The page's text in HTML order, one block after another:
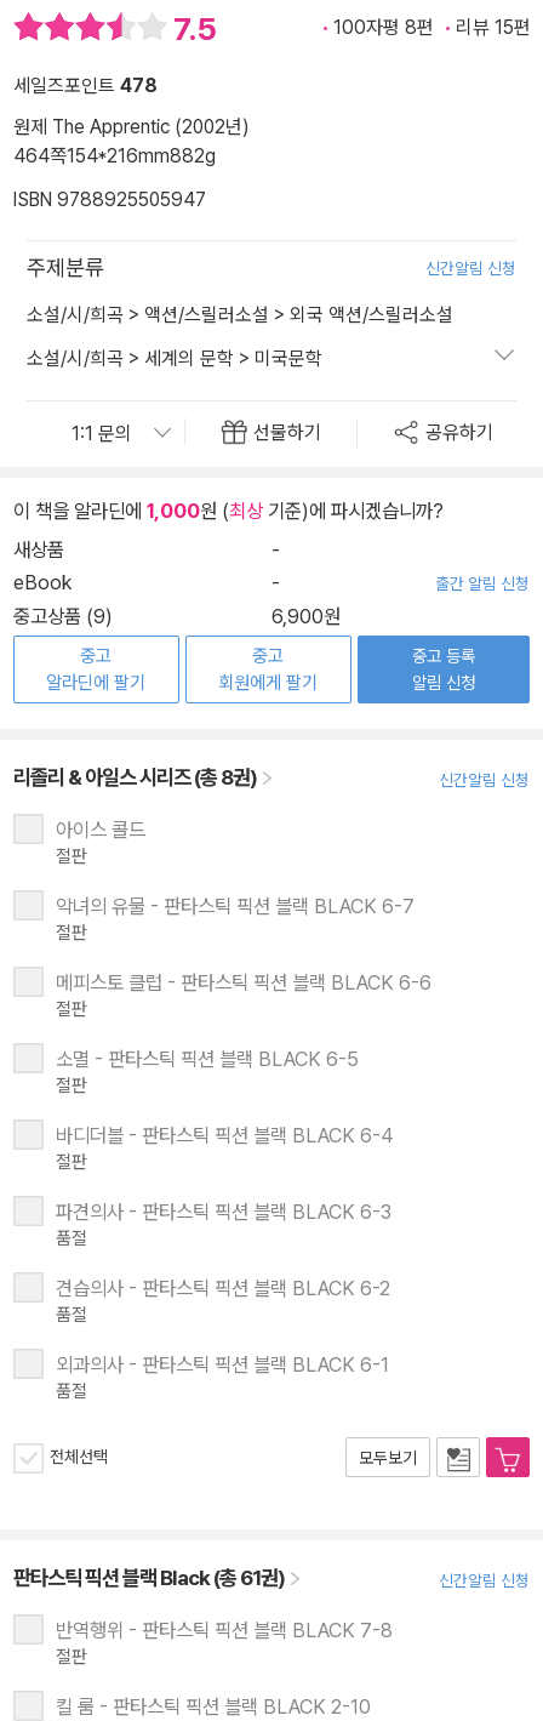
7.5 100자평 8편 리뷰 15편
세일즈포인트 478
원제 The Apprentic (2002년)
464쪽154*216mm882g
ISBN 9788925505947
주제분류 신간알림 신청
소설/시/희곡 > 액션/스릴러소설 > 외국 액션/스릴러소설
소설/시/희곡 > 세계의 문학 > 미국문학
선물하기 공유하기
이 책을 알라딘에 1,000원 (최상기준)에 파시겠습니까?
새상품
-
eBook
- 출간 알림 신청
중고상품 (9) 6,900원
중고
알라딘에 팔기
중고
회원에게 팔기
중고 등록
알림 신청
리졸리 & 아일스 시리즈 (총 8권) 신간알림 신청
아이스 콜드
절판
악녀의 유물 - 판타스틱 픽션 블랙 BLACK 6-7
절판
메피스토 클럽 - 판타스틱 픽션 블랙 BLACK 6-6
절판
소멸 - 판타스틱 픽션 블랙 BLACK 6-5
절판
바디더블 - 판타스틱 픽션 블랙 BLACK 6-4
절판
파견의사 - 판타스틱 픽션 블랙 BLACK 6-3
품절
견습의사 - 판타스틱 픽션 블랙 BLACK 6-2
품절
외과의사 - 판타스틱 픽션 블랙 BLACK 6-1
품절
전체선택 모두보기
판타스틱 픽션 블랙 Black (총 61권) 신간알림 신청
반역행위 - 판타스틱 픽션 블랙 BLACK 7-8
절판
킬 룸 - 판타스틱 픽션 블랙 BLACK 2-10